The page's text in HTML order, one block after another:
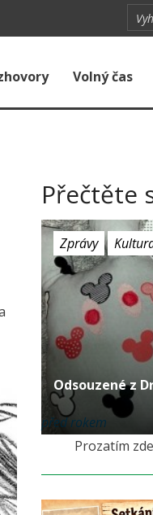
Volný čas
Přečtěte
Zprávy
Odsouzené z
před rokem
Prozatím